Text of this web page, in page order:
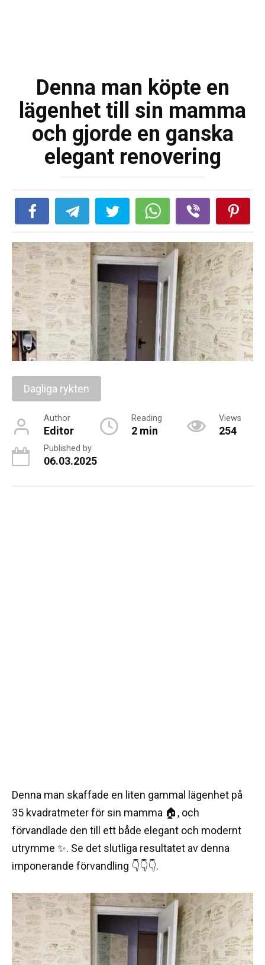
Denna man köpte en
lägenhet till sin mamma
och gjorde en ganska
elegant renovering
Dagliga rykten
Author
Editor
Reading
2 min
Views
254
Published by
06.03.2025
Denna man skaffade en liten gammal lägenhet på
35 kvadratmeter för sin mamma 🏠, och
förvandlade den till ett både elegant och modernt
utrymme ✨. Se det slutliga resultatet av denna
imponerande förvandling 👇👇👇.